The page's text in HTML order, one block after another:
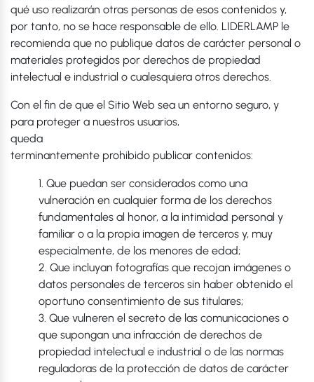
qué uso realizarán otras personas de esos contenidos y,
por tanto, no se hace responsable de ello. LIDERLAMP le
recomienda que no publique datos de carácter personal o
materiales protegidos por derechos de propiedad
intelectual e industrial o cualesquiera otros derechos.
Con el fin de que el Sitio Web sea un entorno seguro, y
para proteger a nuestros usuarios,
queda
terminantemente prohibido publicar contenidos:
1. Que puedan ser considerados como una
vulneración en cualquier forma de los derechos
fundamentales al honor, a la intimidad personal y
familiar o a la propia imagen de terceros y, muy
especialmente, de los menores de edad;
2. Que incluyan fotografías que recojan imágenes o
datos personales de terceros sin haber obtenido el
oportuno consentimiento de sus titulares;
3. Que vulneren el secreto de las comunicaciones o
que supongan una infracción de derechos de
propiedad intelectual e industrial o de las normas
reguladoras de la protección de datos de carácter